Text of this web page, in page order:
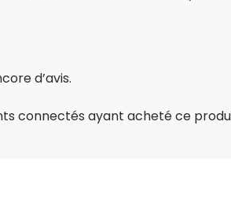
d’avis.
connectés ayant acheté ce